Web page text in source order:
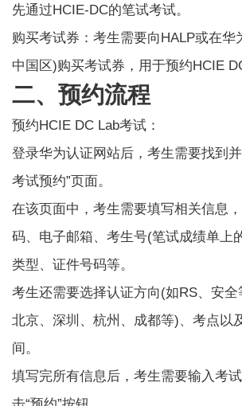
先通过HCIE-DC的笔试考试。
购买考试券：考生需要向HALP或在华
中国区)购买考试券，用于预约HCIE
二、预约流程
预约HCIE DC Lab考试：
登录华为认证网站后，考生需要找到
考试预约”页面。
在该页面中，考生需要填写相关信息
码、电子邮箱、考生号(笔试成绩单上
类型、证件号码等。
考生还需要选择认证方向(如RS、安
北京、深圳、杭州、成都等)、考点以
间。
填写完所有信息后，考生需要输入考